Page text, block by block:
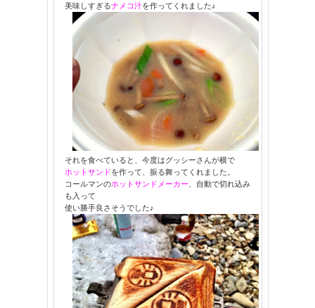
美味しすぎるナメコ汁を作ってくれました♪
それを食べていると、今度はグッシーさんが横で
ホットサンドを作って、振る舞ってくれました。
コールマンのホットサンドメーカー、自動で切れ込み
も入って
使い勝手良さそうでした♪